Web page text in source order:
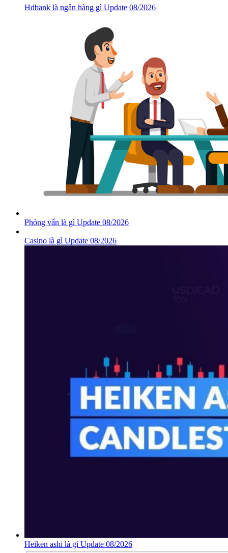
Hdbank là ngân hàng gì Update 08/2026
Phỏng vấn là gì Update 08/2026
Casino là gì Update 08/2026
Heiken ashi là gì Update 08/2026